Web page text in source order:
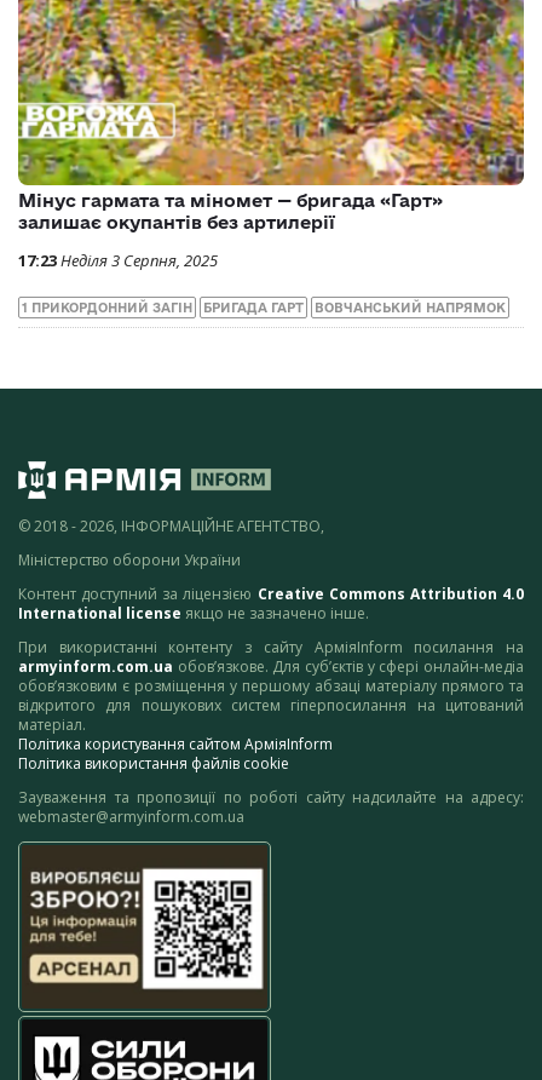
Мінус гармата та міномет — бригада «Гарт»
залишає окупантів без артилерії
17:23Неділя 3 Серпня, 2025
1 ПРИКОРДОННИЙ ЗАГІН БРИГАДА ГАРТ ВОВЧАНСЬКИЙ НАПРЯМОК
© 2018 - 2026, ІНФОРМАЦІЙНЕ АГЕНТСТВО,
Міністерство оборони України
Контент доступний за ліцензією Creative Commons Attribution 4.0
International license якщо не зазначено інше.
При використанні контенту з сайту АрміяInform посилання на
armyinform.com.ua обов’язкове. Для суб’єктів у сфері онлайн-медіа
обов’язковим є розміщення у першому абзаці матеріалу прямого та
відкритого для пошукових систем гіперпосилання на цитований
матеріал.
Політика користування сайтом АрміяInform
Політика використання файлів cookie
Зауваження та пропозиції по роботі сайту надсилайте на адресу:
webmaster@armyinform.com.ua